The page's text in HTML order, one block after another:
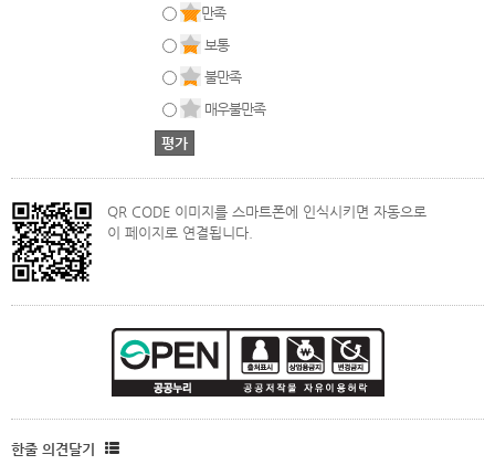
만족
보통
불만족
매우불만족
QR CODE 이미지를 스마트폰에 인식시키면 자동으로
이 페이지로 연결됩니다.
한줄 의견달기